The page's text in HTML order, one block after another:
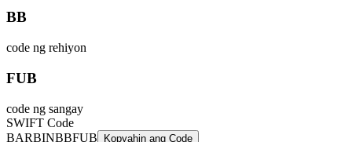
BB
code ng rehiyon
FUB
code ng sangay
SWIFT Code
BARBINBBFUB
Kopyahin ang Code